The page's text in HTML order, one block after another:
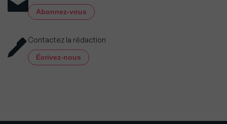
Abonnez-vous
Contactez la rédaction
Écrivez-nous